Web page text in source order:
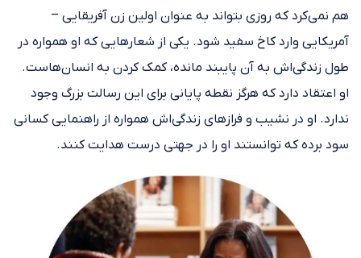
هم نمی‌کرد که روزی بتواند به عنوان اولین زن آفریقایی –
آمریکایی وارد کاخ سفید شود. یکی از شعارهایی که او همواره در
طول زندگی‌اش به آن پایبند مانده، کمک کردن به انسان‌هاست.
او اعتقاد دارد که هرگز نقطه پایانی برای این رسالت بزرگ وجود
ندارد. او در نشیب و فرازهای زندگی‌اش همواره از راهنمایی کسانی
سود برده که توانستند او را در جهتی درست هدایت کنند.